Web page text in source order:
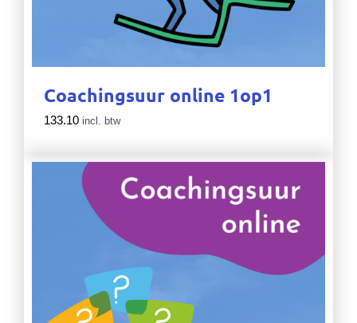
Coachingsuur online 1op1
133.10 incl. btw